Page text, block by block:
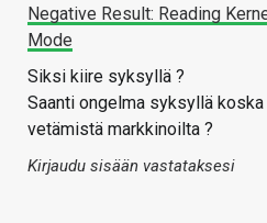
Negative Result: Reading
Mode
Siksi kiire syksyllä ?
Saanti ongelma syksyllä
vetämistä markkinoilta ?
Kirjaudu sisään vastataksesi